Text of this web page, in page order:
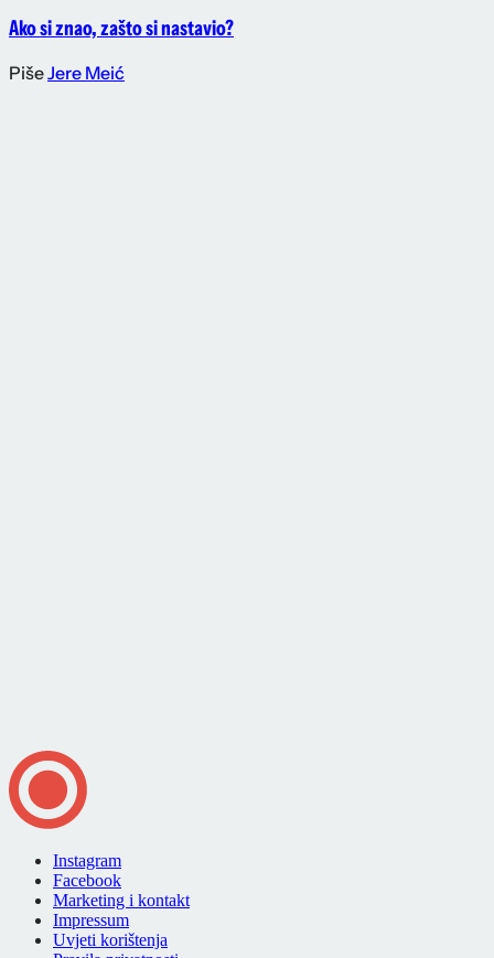
Ako si znao, zašto si nastavio?
PišeJere Meić
Instagram
Facebook
Marketing i kontakt
Impressum
Uvjeti korištenja